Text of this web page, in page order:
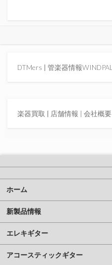
DTMers | 管楽器情報WINDPAL
楽器買取 | 店舗情報 | 会社概要
ホーム
新製品情報
エレキギター
アコースティックギター